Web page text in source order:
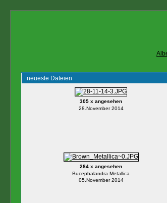
neueste Dateien
305 x angesehen
28.November 2014
284 x angesehen
Bucephalandra Metallica
05.November 2014